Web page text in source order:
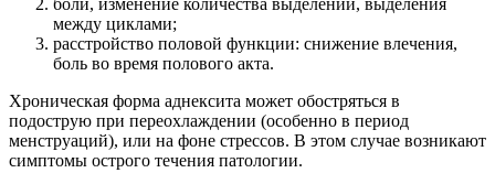
боли, изменение количества выделений, выделения
между циклами;
расстройство половой функции: снижение влечения,
боль во время полового акта.
Хроническая форма аднексита может обостряться в
подострую при переохлаждении (особенно в период
менструаций), или на фоне стрессов. В этом случае возникают
симптомы острого течения патологии.